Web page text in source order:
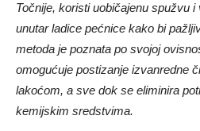
Točnije, koristi uobičajenu spužvu
unutar ladice pećnice kako bi
metoda je poznata po svojoj
omogućuje postizanje izvanredne
lakoćom, a sve dok se eliminira
kemijskim sredstvima.